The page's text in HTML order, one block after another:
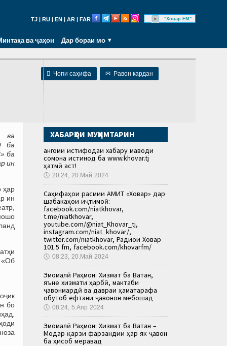
TJ RU EN AR FAR "Ховар FM"
ва ҷаҳон Дар бораи мо
 Чопи саҳифа ✉ Равон кардан
ва
ба
ба
ин
ҳар
ин
«Об
бо
ХАБАРҲОИ МУҲИМТАРИН
Ҳангоми истифодаи хабару маводи
сомона истинод ба www.khovar.tj
ҳатмӣ аст!
🕔 20:24, 20.Май 2024
Саҳифаҳои расмии АМИТ «Ховар» дар
шабакаҳои иҷтимоӣ:
facebook.com/niatkhovar,
t.me/niatkhovar,
youtube.com/@niat_Khovar_tj,
instagram.com/niat_khovar/,
twitter.com/niatkhovar, Радиои Ховар
101.5 fm, facebook.com/khovarfm/
🕔 08:23, 20.Май 2024
Эмомалӣ Раҳмон: Хизмат ба Ватан,
яъне хизмати ҳарбӣ, мактаби
ҷавонмардӣ ва давраи ҳаматарафа
обутоб ёфтани ҷавонон мебошад
🕔 08:24, 5.Апр 2024
Эмомалӣ Раҳмон: Хизмат ба Ватан –
Модар қарзи фарзандии ҳар як ҷавон
ба ҳисоб меравад